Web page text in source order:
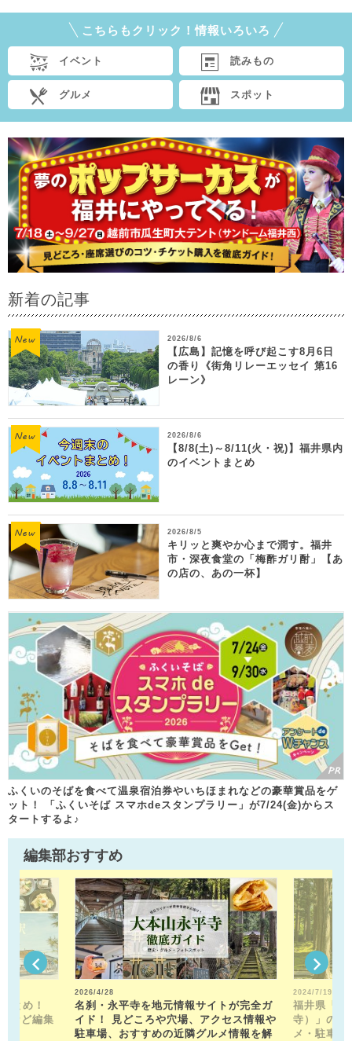
こちらもクリック！情報いろいろ
イベント 読みもの
グルメ スポット
新着の記事
2026/8/6
【広島】記憶を呼び起こす8月6日
の香り《街角リレーエッセイ 第16
レーン》
2026/8/6
【8/8(土)～8/11(火・祝)】福井県内
のイベントまとめ
2026/8/5
キリッと爽やか心まで潤す。福井
市・深夜食堂の「梅酢ガリ酎」【あ
の店の、あの一杯】
ふくいのそばを食べて温泉宿泊券やいちほまれなどの豪華賞品をゲ
ット！ 「ふくいそば スマホdeスタンプラリー」が7/24(金)からス
タートするよ♪
編集部おすすめ
とめ！
など編集
2026/4/28
名刹・永平寺を地元情報サイトが完全ガ
イド！ 見どころや穴場、アクセス情報や
駐車場、おすすめの近隣グルメ情報を解
2024/7/19
福井県「平
寺）」の見
メ・駐車場